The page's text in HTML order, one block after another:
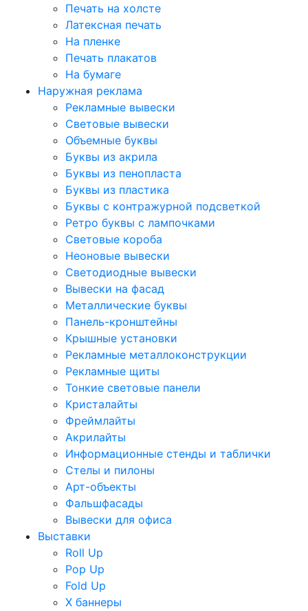
Печать на холсте
Латексная печать
На пленке
Печать плакатов
На бумаге
Наружная реклама
Рекламные вывески
Световые вывески
Объемные буквы
Буквы из акрила
Буквы из пенопласта
Буквы из пластика
Буквы с контражурной подсветкой
Ретро буквы с лампочками
Световые короба
Неоновые вывески
Светодиодные вывески
Вывески на фасад
Металлические буквы
Панель-кронштейны
Крышные установки
Рекламные металлоконструкции
Рекламные щиты
Тонкие световые панели
Кристалайты
Фреймлайты
Акрилайты
Информационные стенды и таблички
Стелы и пилоны
Арт-объекты
Фальшфасады
Вывески для офиса
Выставки
Roll Up
Pop Up
Fold Up
Х баннеры